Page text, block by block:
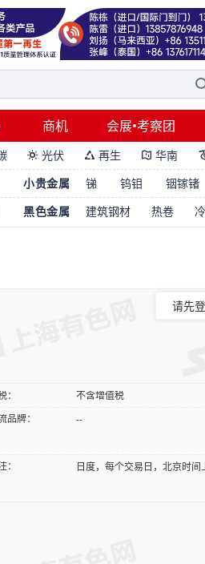
商机 会展•考察团
 光伏  再生  华南
小贵金属 锑 钨钼 铟镓锗
黑色金属 建筑钢材 热卷
请先
：
不含增值税
品牌：
--
： 日度，每个交易日，北京时间